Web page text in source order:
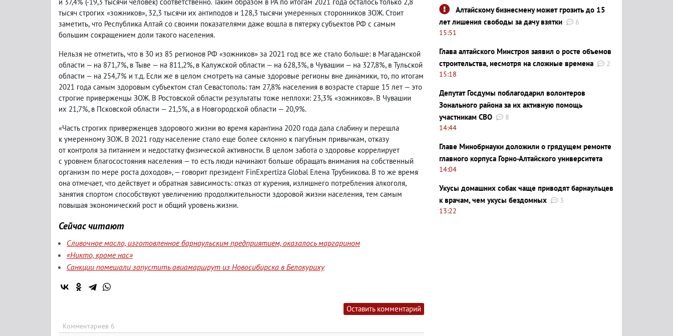
тысяч строгих «зожников», 32,3 тысячи их антиподов и 128,3 тысячи умеренных сторонников ЗОЖ. Стоит
заметить, что Республика Алтай со своими показателями даже вошла в пятерку субъектов РФ с самым
большим сокращением доли такого населения.
Нельзя не отметить, что в 30 из 85 регионов РФ «зожников» за 2021 год все же стало больше: в Магаданской
области — на 871,7%, в Тыве — на 811,2%, в Калужской области — на 628,3%, в Чувашии — на 327,8%, в Тульской
области — на 254,7% и т.д. Если же в целом смотреть на самые здоровые регионы вне динамики, то, по итогам
2021 года самым здоровым субъектом стал Севастополь: там 27,8% населения в возрасте старше 15 лет — это
строгие приверженцы ЗОЖ. В Ростовской области результаты тоже неплохи: 23,3% «зожников». В Чувашии
их 21,7%, в Псковской области — 21,5%, а в Новгородской области — 20,9%.
«Часть строгих приверженцев здорового жизни во время карантина 2020 года дала слабину и перешла
к умеренному ЗОЖ. В 2021 году население стало еще более склонно к пагубным привычкам, отказу
от контроля за питанием и недостатку физической активности. В целом забота о здоровье коррелирует
с уровнем благосостояния населения — то есть люди начинают больше обращать внимания на собственный
организм по мере роста доходов», — говорит президент FinExpertiza Global Елена Трубникова. В то же время
она отмечает, что действует и обратная зависимость: отказ от курения, излишнего потребления алкоголя,
занятия спортом способствуют увеличению продолжительности здоровой жизни населения, тем самым
повышая экономический рост и общий уровень жизни.
Сейчас читают
Сливочное масло, изготовленное барнаульским предприятием, оказалось маргарином
«Никто, кроме нас»
Санкции помешали запустить авиамаршрут из Новосибирска в Белокуриху
Оставить комментарий
Комментариев 6
Алтайскому бизнесмену может грозить до 15
лет лишения свободы за дачу взятки
6
15:51
Глава алтайского Минстроя заявил о росте объемов
строительства, несмотря на сложные времена
2
15:18
Депутат Госдумы поблагодарил волонтеров
Зонального района за их активную помощь
участникам СВО
8
14:44
Главе Минобрнауки доложили о грядущем ремонте
главного корпуса Горно-Алтайского университета
14:04
Укусы домашних собак чаще приводят барнаульцев
к врачам, чем укусы бездомных
3
13:22